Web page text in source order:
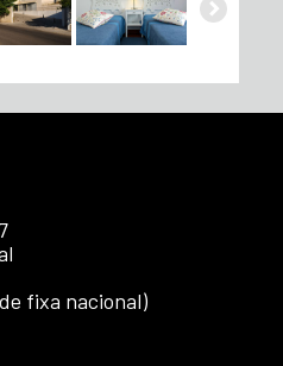
fixa nacional)